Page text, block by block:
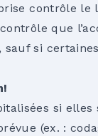
contrôle le
que
si
si
(ex. :